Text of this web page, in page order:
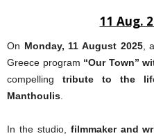
11 Aug.
On Monday, 11 August 2025,
Greece program “Our Town”
compelling tribute to the
Manthoulis
In the studio, filmmaker and